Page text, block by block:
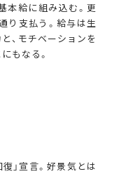
本給に組み込む。更
り支払う。給与は生
、モチベーションを
もなる。
」宣言。好景気とは